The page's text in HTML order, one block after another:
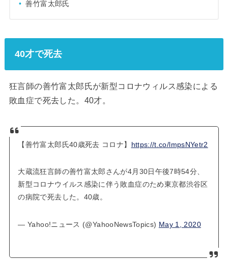
善竹富太郎氏
40才で死去
狂言師の善竹富太郎氏が新型コロナウィルス感染による
敗血症で死去した。40才。
【善竹富太郎氏40歳死去 コロナ】 https://t.co/lmpsNYetr2
大蔵流狂言師の善竹富太郎さんが4月30日午後7時54分、
新型コロナウイルス感染に伴う敗血症のため東京都渋谷区
の病院で死去した。40歳。
— Yahoo!ニュース (@YahooNewsTopics) May 1, 2020